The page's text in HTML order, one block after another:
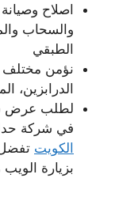
اصلاح
والسحاب
الطبقي
نؤمن مختلف
الدرابزين،
لطلب عرض
في شركة
الكويت تفضل
بزيارة